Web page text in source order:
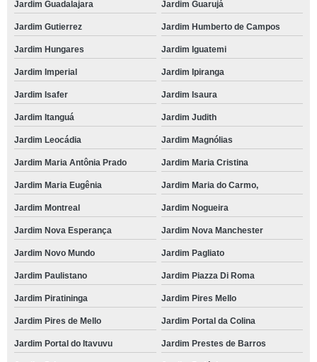
Jardim Guadalajara Jardim Guarujá
Jardim Gutierrez Jardim Humberto de Campos
Jardim Hungares Jardim Iguatemi
Jardim Imperial Jardim Ipiranga
Jardim Isafer Jardim Isaura
Jardim Itanguá Jardim Judith
Jardim Leocádia Jardim Magnólias
Jardim Maria Antônia Prado Jardim Maria Cristina
Jardim Maria Eugênia Jardim Maria do Carmo,
Jardim Montreal Jardim Nogueira
Jardim Nova Esperança Jardim Nova Manchester
Jardim Novo Mundo Jardim Pagliato
Jardim Paulistano Jardim Piazza Di Roma
Jardim Piratininga Jardim Pires Mello
Jardim Pires de Mello Jardim Portal da Colina
Jardim Portal do Itavuvu Jardim Prestes de Barros